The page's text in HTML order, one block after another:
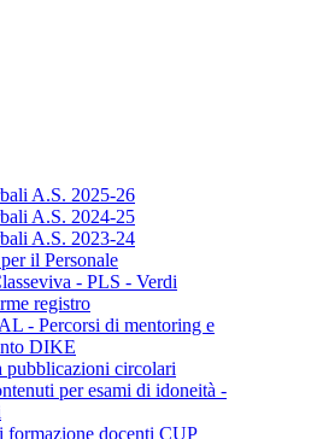
A.S. 2025-26
A.S. 2024-25
A.S. 2023-24
il Personale
- PLS - Verdi
registro
- Percorsi di mentoring e
DIKE
pubblicazioni circolari
per esami di idoneità -
formazione docenti CUP